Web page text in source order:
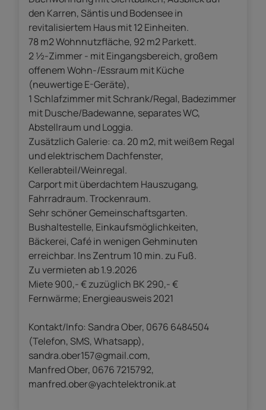
den Karren, Säntis und Bodensee in
revitalisiertem Haus mit 12 Einheiten.
78 m2 Wohnnutzfläche, 92 m2 Parkett.
2 ½-Zimmer - mit Eingangsbereich, großem
offenem Wohn-/Essraum mit Küche
(neuwertige E-Geräte),
1 Schlafzimmer mit Schrank/Regal, Badezimmer
mit Dusche/Badewanne, separates WC,
Abstellraum und Loggia.
Zusätzlich Galerie: ca. 20 m2, mit weißem Regal
und elektrischem Dachfenster,
Kellerabteil/Weinregal.
Carport mit überdachtem Hauszugang,
Fahrradraum. Trockenraum.
Sehr schöner Gemeinschaftsgarten.
Bushaltestelle, Einkaufsmöglichkeiten,
Bäckerei, Café in wenigen Gehminuten
erreichbar. Ins Zentrum 10 min. zu Fuß.
Zu vermieten ab 1.9.2026
Miete 900,- € zuzüglich BK 290,- €
Fernwärme; Energieausweis 2021
Kontakt/Info: Sandra Ober, 0676 6484504
(Telefon, SMS, Whatsapp),
sandra.ober157@gmail.com,
Manfred Ober, 0676 7215792,
manfred.ober@yachtelektronik.at